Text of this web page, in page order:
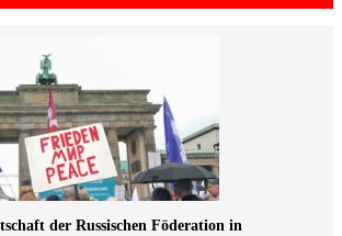
der Russischen Föderation in